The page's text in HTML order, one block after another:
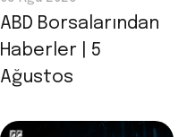
ABD Borsalarından
Haberler | 5
Ağustos